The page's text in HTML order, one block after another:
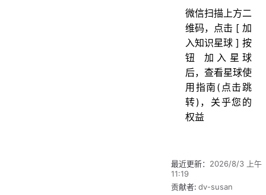
微信扫描上方二
维码，点击 [ 加
入知识星球 ] 按
钮 加入星球
后，查看星球使
用指南(点击跳
转)，关乎您的
权益
最近更新： 2026/8/3 上午
11:19
贡献者: dv-susan